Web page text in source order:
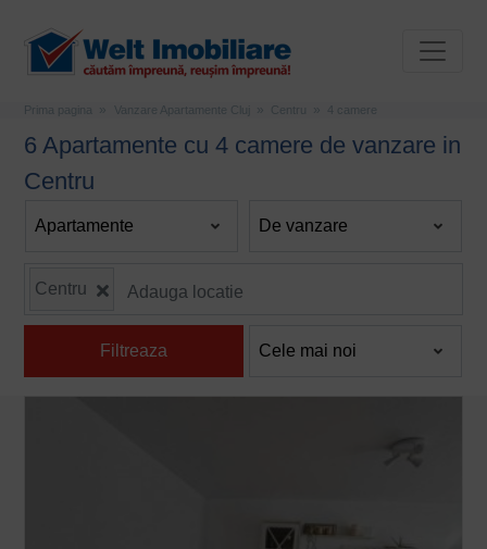
Prima pagina Vanzare Apartamente Cluj Centru 4 camere
6 Apartamente cu 4 camere de vanzare in
Centru
Centru
Filtreaza